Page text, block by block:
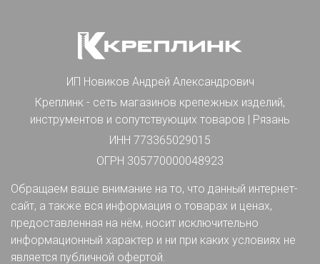
ИП Новиков Андрей Александрович
Креплинк - сеть магазинов крепежных изделий,
инструментов и сопутствующих товаров | Рязань
ИНН 773365029015
ОГРН 305770000048923
Обращаем ваше внимание на то, что данный интернет-
сайт, а также вся информация о товарах и ценах,
предоставленная на нём, носит исключительно
информационный характер и ни при каких условиях не
является публичной офертой.